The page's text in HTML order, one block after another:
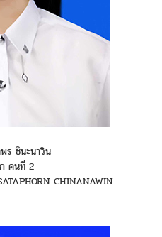
ร ชินะนาวิน
คนที่ 2
CHINANAWIN